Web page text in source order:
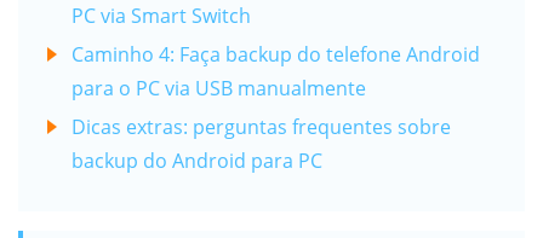
PC via Smart Switch
Caminho 4: Faça backup do telefone Android
para o PC via USB manualmente
Dicas extras: perguntas frequentes sobre
backup do Android para PC